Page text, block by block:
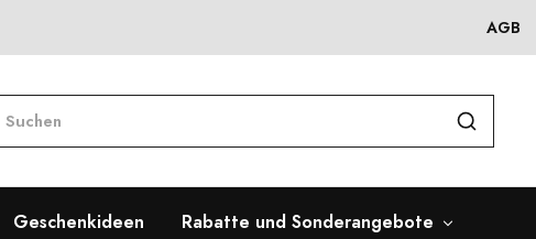
AGB
Geschenkideen Rabatte und Sonderangebote